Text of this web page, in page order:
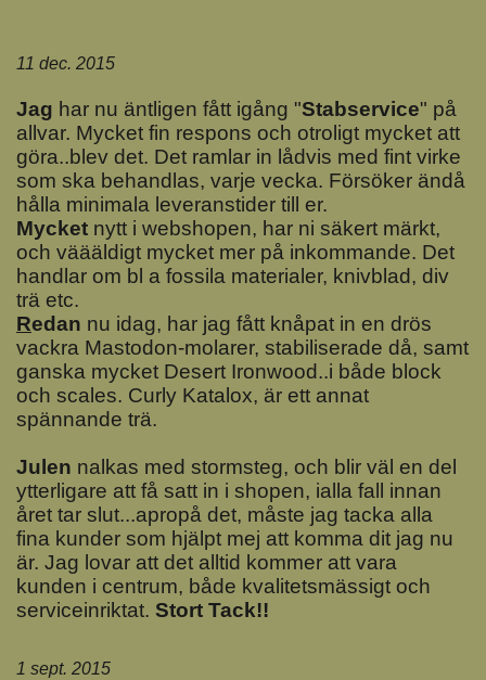
11 dec. 2015
Jag har nu äntligen fått igång "Stabservice" på
allvar. Mycket fin respons och otroligt mycket att
göra..blev det. Det ramlar in lådvis med fint virke
som ska behandlas, varje vecka. Försöker ändå
hålla minimala leveranstider till er.
Mycket nytt i webshopen, har ni säkert märkt,
och väääldigt mycket mer på inkommande. Det
handlar om bl a fossila materialer, knivblad, div
trä etc.
Redan nu idag, har jag fått knåpat in en drös
vackra Mastodon-molarer, stabiliserade då, samt
ganska mycket Desert Ironwood..i både block
och scales. Curly Katalox, är ett annat
spännande trä.
Julen nalkas med stormsteg, och blir väl en del
ytterligare att få satt in i shopen, ialla fall innan
året tar slut...apropå det, måste jag tacka alla
fina kunder som hjälpt mej att komma dit jag nu
är. Jag lovar att det alltid kommer att vara
kunden i centrum, både kvalitetsmässigt och
serviceinriktat. Stort Tack!!
1 sept. 2015